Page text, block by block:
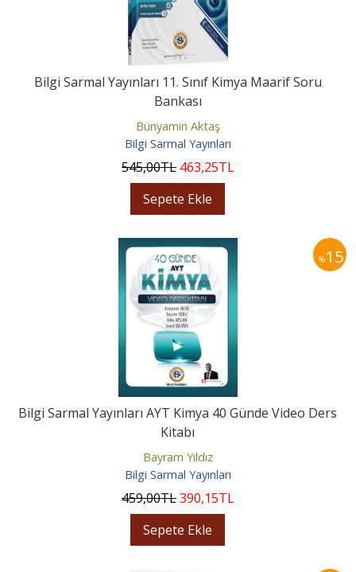
Bilgi Sarmal Yayınları 11. Sınıf Kimya Maarif Soru
Bankası
Bünyamin Aktaş
Bilgi Sarmal Yayınları
545,00TL 463,25TL
Sepete Ekle
%15
Bilgi Sarmal Yayınları AYT Kimya 40 Günde Video Ders
Kitabı
Bayram Yıldız
Bilgi Sarmal Yayınları
459,00TL390,15TL
Sepete Ekle